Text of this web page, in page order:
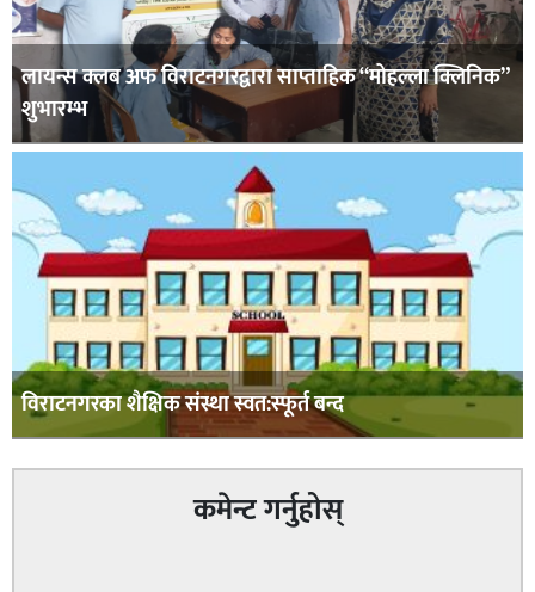
लायन्स क्लब अफ विराटनगरद्वारा साप्ताहिक “मोहल्ला क्लिनिक”
शुभारम्भ
विराटनगरका शैक्षिक संस्था स्वत:स्फूर्त बन्द
कमेन्ट गर्नुहोस्